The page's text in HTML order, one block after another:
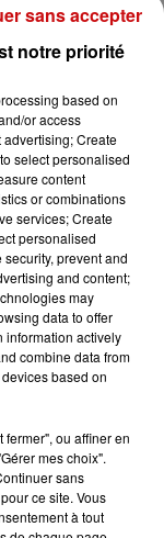
le sucre, le
l’œuf avec
petit à
la farine.
avec une
deux biscuits
20
liquide en
ajouter le
Râper
notre priorité
based on
or access
Create
select personalised
content
or combinations
services; Create
personalised
prevent and
and content;
may
data to offer
information actively
combine data from
based on
ou affiner en
mes choix".
sans
ce site. Vous
à tout
sans accepter